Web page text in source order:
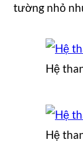
tường nhỏ
Hệ
Hệ